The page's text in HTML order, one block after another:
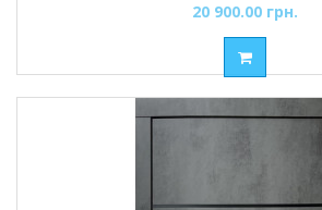
20 900.00 грн.